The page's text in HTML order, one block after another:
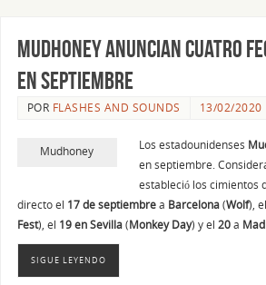
Mudhoney anuncian cuatro
en septiembre
POR FLASHES AND SOUNDS 13/02/2020
Mudhoney Los estadounidenses
en septiembre.
estableció los cimientos
directo el 17 de septiembrea Barcelona(Wolf), el
Fest), el 19 en Sevilla(Monkey Day) y el 20a
SIGUE LEYENDO